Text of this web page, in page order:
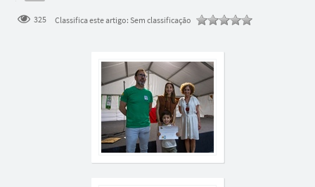
325 Classifica este artigo: Sem classificação